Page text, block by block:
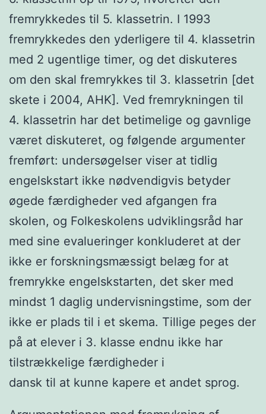
fremrykkedes til 5. klassetrin. I 1993
fremrykkedes den yderligere til 4. klassetrin
med 2 ugentlige timer, og det diskuteres
om den skal fremrykkes til 3. klassetrin [det
skete i 2004, AHK]. Ved fremrykningen til
4. klassetrin har det betimelige og gavnlige
været diskuteret, og følgende argumenter
fremført: undersøgelser viser at tidlig
engelskstart ikke nødvendigvis betyder
øgede færdigheder ved afgangen fra
skolen, og Folkeskolens udviklingsråd har
med sine evalueringer konkluderet at der
ikke er forskningsmæssigt belæg for at
fremrykke engelskstarten, det sker med
mindst 1 daglig undervisningstime, som der
ikke er plads til i et skema. Tillige peges der
på at elever i 3. klasse endnu ikke har
tilstrækkelige færdigheder i
dansk til at kunne kapere et andet sprog.